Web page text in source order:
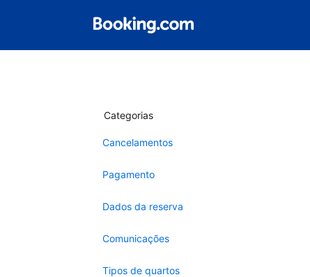
Categorias
Cancelamentos
Pagamento
Dados da reserva
Comunicações
Tipos de quartos